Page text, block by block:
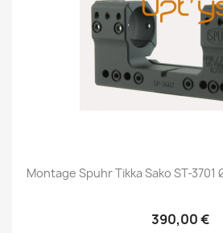
Montage Spuhr Tikka Sako ST-3701
390,00 €